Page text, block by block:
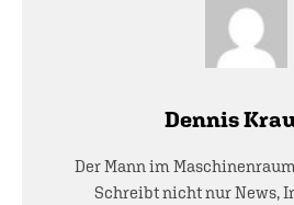
Dennis
Der Mann im
Schreibt nicht nur News,